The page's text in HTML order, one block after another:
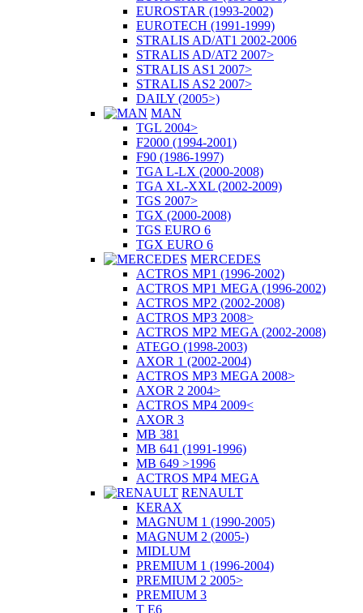
EUROSTAR (1993-2002)
EUROTECH (1991-1999)
STRALIS AD/AT1 2002-2006
STRALIS AD/AT2 2007>
STRALIS AS1 2007>
STRALIS AS2 2007>
DAILY (2005>)
MAN
TGL 2004>
F2000 (1994-2001)
F90 (1986-1997)
TGA L-LX (2000-2008)
TGA XL-XXL (2002-2009)
TGS 2007>
TGX (2000-2008)
TGS EURO 6
TGX EURO 6
MERCEDES
ACTROS MP1 (1996-2002)
ACTROS MP1 MEGA (1996-2002)
ACTROS MP2 (2002-2008)
ACTROS MP3 2008>
ACTROS MP2 MEGA (2002-2008)
ATEGO (1998-2003)
AXOR 1 (2002-2004)
ACTROS MP3 MEGA 2008>
AXOR 2 2004>
ACTROS MP4 2009<
AXOR 3
MB 381
MB 641 (1991-1996)
MB 649 >1996
ACTROS MP4 MEGA
RENAULT
KERAX
MAGNUM 1 (1990-2005)
MAGNUM 2 (2005-)
MIDLUM
PREMIUM 1 (1996-2004)
PREMIUM 2 2005>
PREMIUM 3
T E6